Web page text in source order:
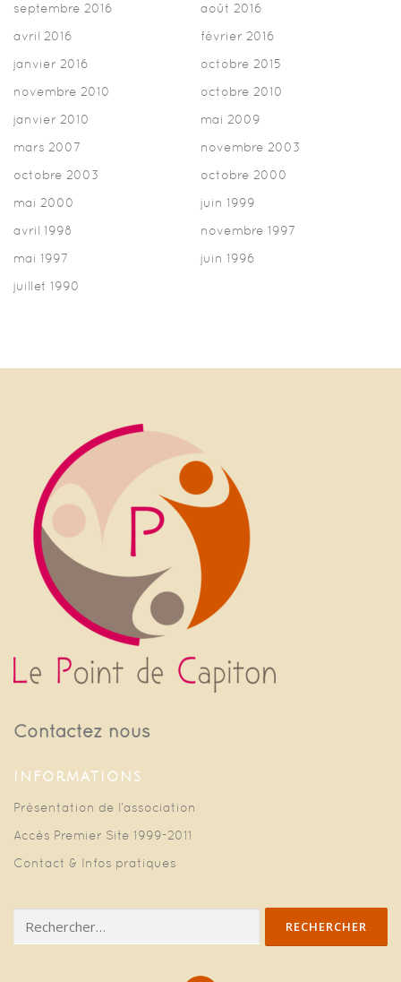
septembre 2016
août 2016
avril 2016
février 2016
janvier 2016
octobre 2015
novembre 2010
octobre 2010
janvier 2010
mai 2009
mars 2007
novembre 2003
octobre 2003
octobre 2000
mai 2000
juin 1999
avril 1998
novembre 1997
mai 1997
juin 1996
juillet 1990
Contactez nous
INFORMATIONS
Présentation de l’association
Accès Premier Site 1999-2011
Contact & Infos pratiques